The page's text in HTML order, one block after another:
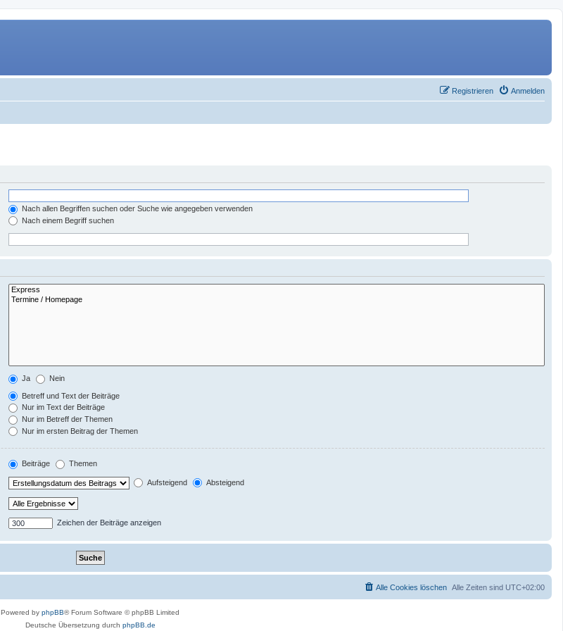
Anmelden
Registrieren
Nach allen Begriffen suchen oder Suche wie angegeben verwenden
Nach einem Begriff suchen
Ja Nein
Betreff und Text der Beiträge
Nur im Text der Beiträge
Nur im Betreff der Themen
Nur im ersten Beitrag der Themen
Beiträge Themen
Aufsteigend Absteigend
Zeichen der Beiträge anzeigen
Alle Zeiten sind UTC+02:00
Alle Cookies löschen
Powered by phpBB® Forum Software © phpBB Limited
Deutsche Übersetzung durch phpBB.de